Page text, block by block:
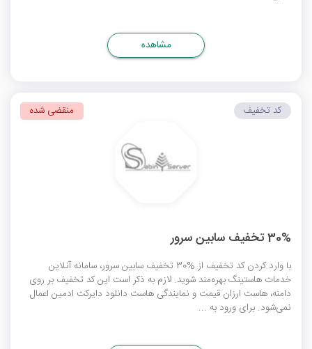
مشاهده
30% تخفیف سابین سرور
با وارد کردن کد تخفیف از %30 تخفیف سابین سرور، سامانه آنلاین
خدمات هاستینگ بهره‌مند شوید. لازم به ذکر است این کد تخفیف بر روی
دامنه، هاست ارزان قیمت و نمایندگی هاست دانلود دایرکت ادمین اعمال
نمی‎‌شود. برای ورود به ...
کد تخفیف منقضی شده